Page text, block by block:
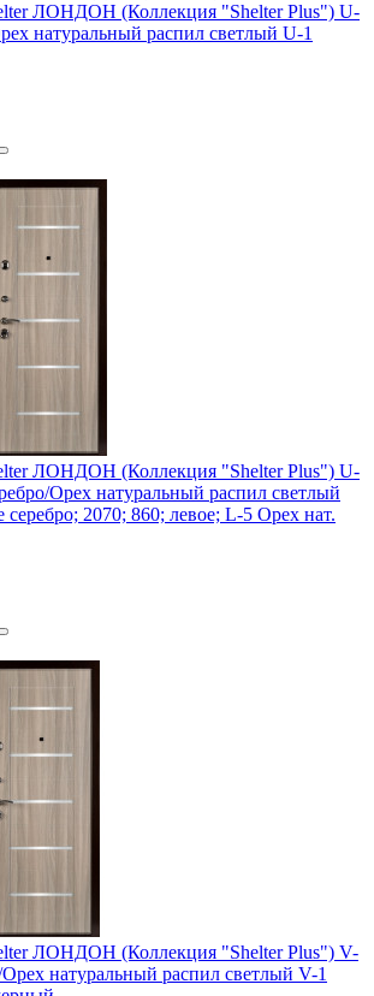
ЛОНДОН (Коллекция "Shelter Plus") U-
натуральный распил светлый U-1
ЛОНДОН (Коллекция "Shelter Plus") U-
Орех натуральный распил светлый
2070; 860; левое; L-5 Орех нат.
ЛОНДОН (Коллекция "Shelter Plus") V-
натуральный распил светлый V-1